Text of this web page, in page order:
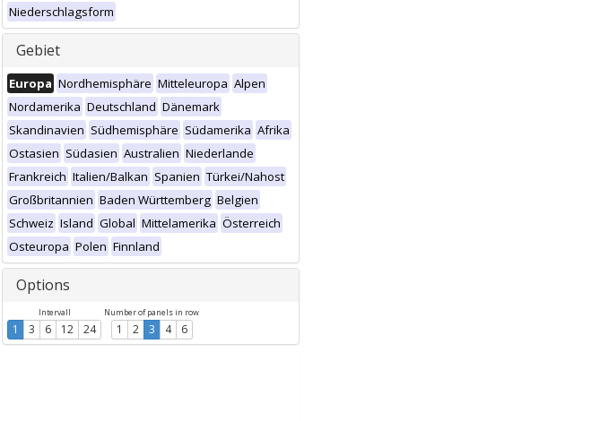
Niederschlagsform
Gebiet
Europa Nordhemisphäre Mitteleuropa Alpen
Nordamerika Deutschland Dänemark
Skandinavien Südhemisphäre Südamerika Afrika
Ostasien Südasien Australien Niederlande
Frankreich Italien/Balkan Spanien Türkei/Nahost
Großbritannien Baden Württemberg Belgien
Schweiz Island Global Mittelamerika Österreich
Osteuropa Polen Finnland
Options
Intervall
1 3 6 12 24
Number of panels in row
1 2 3 4 6